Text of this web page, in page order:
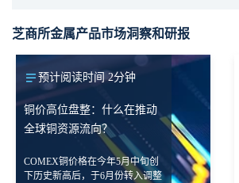
芝商所金属产品市场洞察和研报
预计阅读时间 2分钟
铜价高位盘整：什么在推动
全球铜资源流向？
COMEX铜价格在今年5月中旬创
下历史新高后，于6月份转入调整